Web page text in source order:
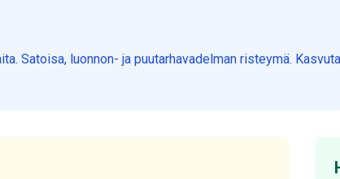
Satoisa, luonnon- ja puutarhavadelman risteymä.